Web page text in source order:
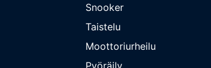
Snooker
Taistelu
Moottoriurheilu
Pyöräily